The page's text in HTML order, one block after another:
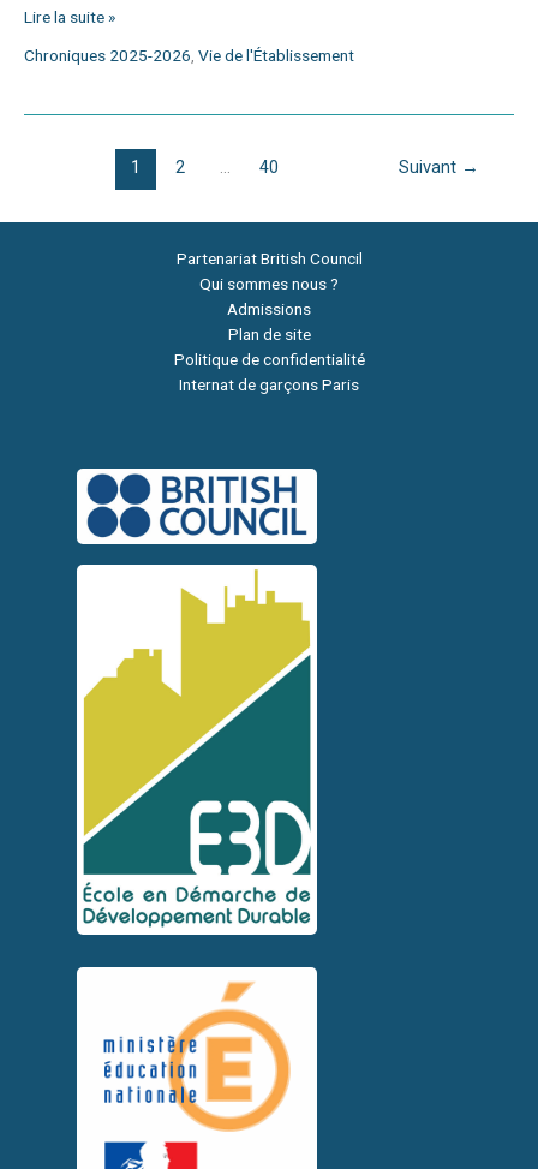
Lire la suite »
Chroniques 2025-2026 Vie de l'Établissement
1 2 40 Suivant →
Partenariat British Council
Qui sommes nous ?
Admissions
Plan de site
Politique de confidentialité
Internat de garçons Paris